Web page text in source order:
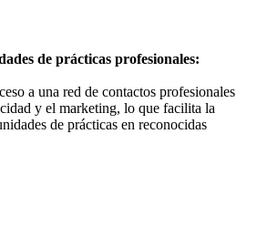
de prácticas profesionales:
a una red de contactos profesionales
y el marketing, lo que facilita la
de prácticas en reconocidas